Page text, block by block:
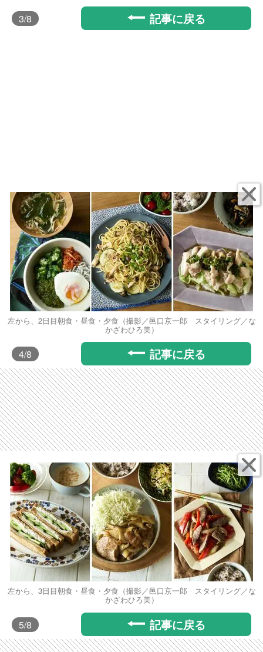
3/8 記事に戻る
左から、2日目朝食・昼食・夕食（撮影／邑口京一郎 スタイリング／な
かざわひろ美）
4/8 記事に戻る
左から、3日目朝食・昼食・夕食（撮影／邑口京一郎 スタイリング／な
かざわひろ美）
5/8 記事に戻る